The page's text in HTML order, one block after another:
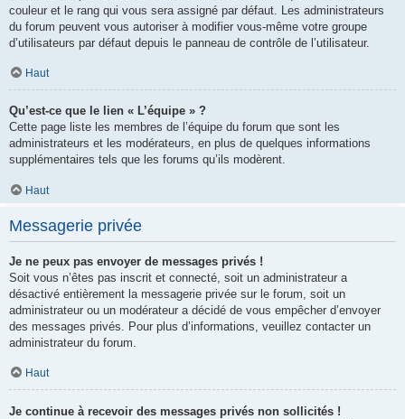
couleur et le rang qui vous sera assigné par défaut. Les administrateurs
du forum peuvent vous autoriser à modifier vous-même votre groupe
d’utilisateurs par défaut depuis le panneau de contrôle de l’utilisateur.
Haut
Qu’est-ce que le lien « L’équipe » ?
Cette page liste les membres de l’équipe du forum que sont les
administrateurs et les modérateurs, en plus de quelques informations
supplémentaires tels que les forums qu’ils modèrent.
Haut
Messagerie privée
Je ne peux pas envoyer de messages privés !
Soit vous n’êtes pas inscrit et connecté, soit un administrateur a
désactivé entièrement la messagerie privée sur le forum, soit un
administrateur ou un modérateur a décidé de vous empêcher d’envoyer
des messages privés. Pour plus d’informations, veuillez contacter un
administrateur du forum.
Haut
Je continue à recevoir des messages privés non sollicités !